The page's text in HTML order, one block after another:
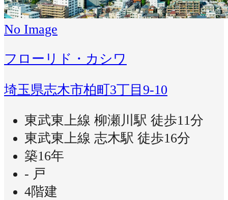
No Image
フローリド・カシワ
埼玉県志木市柏町3丁目9-10
東武東上線 柳瀬川駅 徒歩11分
東武東上線 志木駅 徒歩16分
築16年
- 戸
4階建